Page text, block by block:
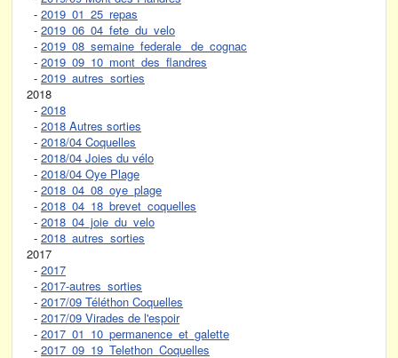
- 2019_01_25_repas
- 2019_06_04_fete_du_velo
- 2019_08_semaine_federale_ de_cognac
- 2019_09_10_mont_des_flandres
- 2019_autres_sorties
2018
- 2018
- 2018 Autres sorties
- 2018/04 Coquelles
- 2018/04 Joies du vélo
- 2018/04 Oye Plage
- 2018_04_08_oye_plage
- 2018_04_18_brevet_coquelles
- 2018_04_joie_du_velo
- 2018_autres_sorties
2017
- 2017
- 2017-autres_sorties
- 2017/09 Téléthon Coquelles
- 2017/09 Virades de l'espoir
- 2017_01_10_permanence_et_galette
- 2017_09_19_Telethon_Coquelles